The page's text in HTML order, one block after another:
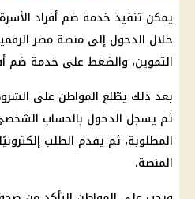
يمكن تنفيذ خدمة ضم أفراد
خلال الدخول إلى منصة مصر
التموين، والضغط على خدمة ضم
بعد ذلك يطّلع المواطن على
ثم يسجل الدخول بالحساب
المطلوبة، ثم يقدم الطلب
المنصة.